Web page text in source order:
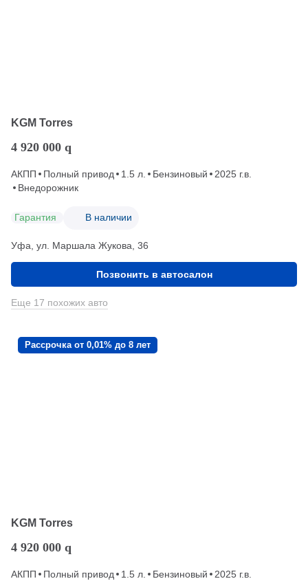
KGM Torres
4 920 000 q
АКПП Полный привод 1.5 л. Бензиновый
2025 г.в.
Внедорожник
Гарантия В наличии
Уфа, ул. Маршала Жукова, 36
Позвонить в автосалон
Еще 17 похожих авто
Рассрочка от 0,01% до 8 лет
KGM Torres
4 920 000 q
АКПП Полный привод 1.5 л. Бензиновый
2025 г.в.